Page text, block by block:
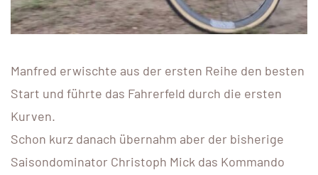
Manfred erwischte aus der ersten Reihe den besten
Start und führte das Fahrerfeld durch die ersten
Kurven.
Schon kurz danach übernahm aber der bisherige
Saisondominator Christoph Mick das Kommando